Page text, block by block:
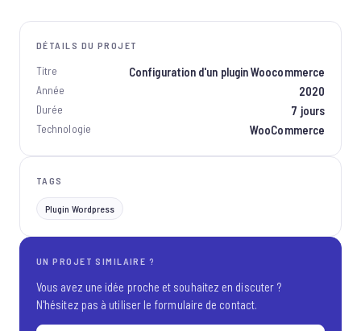
DÉTAILS DU PROJET
Titre Configuration d'un plugin Woocommerce
Année 2020
Durée 7 jours
Technologie WooCommerce
TAGS
Plugin Wordpress
UN PROJET SIMILAIRE ?
Vous avez une idée proche et souhaitez en discuter ?
N'hésitez pas à utiliser le formulaire de contact.